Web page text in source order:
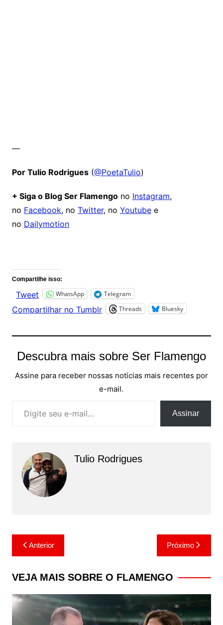
—
Por Tulio Rodrigues(@PoetaTulio)
+ Siga o Blog Ser Flamengono Instagram,
no Facebook, no Twitter, no Youtubee
no Dailymotion
Compartilhe isso:
Tweet WhatsApp Telegram
Compartilhar no Tumblr Threads Bluesky
Descubra mais sobre Ser Flamengo
Assine para receber nossas notícias mais recentes por
e-mail.
Assinar
Tulio Rodrigues
Navegação
de
Post
Anterior Próximo
VEJA MAIS SOBRE O FLAMENGO